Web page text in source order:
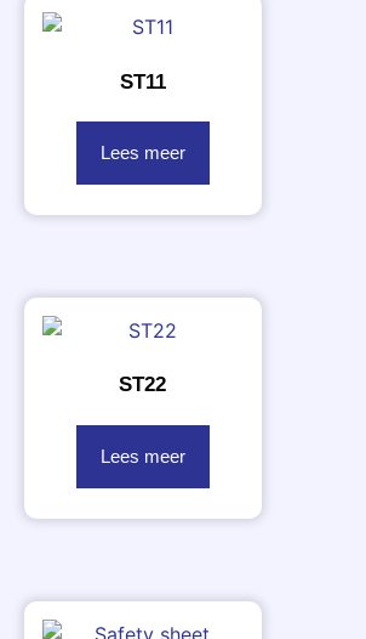
ST11
Lees meer
ST22
Lees meer